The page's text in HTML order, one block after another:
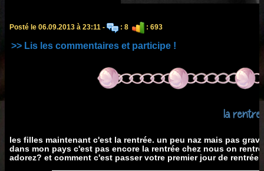
Posté le 06.09.2013 à 23:11 - : 8 : 693
>> Lis les commentaires et participe !
la
les filles maintenant c'est la rentrée. un peu naz mais pas
dans mon pays c'est pas encore la rentrée chez nous on
adorez? et comment c'est passer votre premier jour de rentrée?